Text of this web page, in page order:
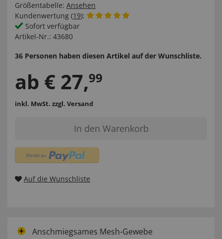
Größentabelle: Ansehen
Kundenwertung (19):
Sofort verfügbar
Artikel-Nr.: 43680
36 Personen haben diesen Artikel auf der Wunschliste.
ab € 27,99
inkl. MwSt. zzgl. Versand
In den Warenkorb
Auf die Wunschliste
Anschmiegsames Mesh-Gewebe